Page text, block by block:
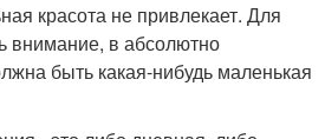
красота не привлекает. Для
внимание, в абсолютно
быть какая-нибудь маленькая